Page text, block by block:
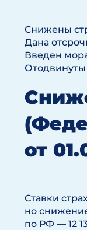
Снижены
Дана
Введен
Отодвинуты
от
Ставки
но
по РФ — 12